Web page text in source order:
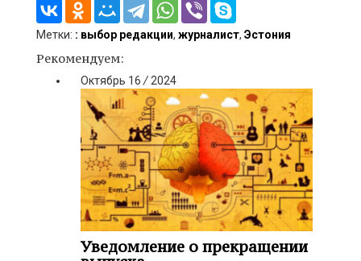
Метки: : выбор редакции, журналист, Эстония
Рекомендуем:
Октябрь 16 / 2024
Уведомление о прекращении